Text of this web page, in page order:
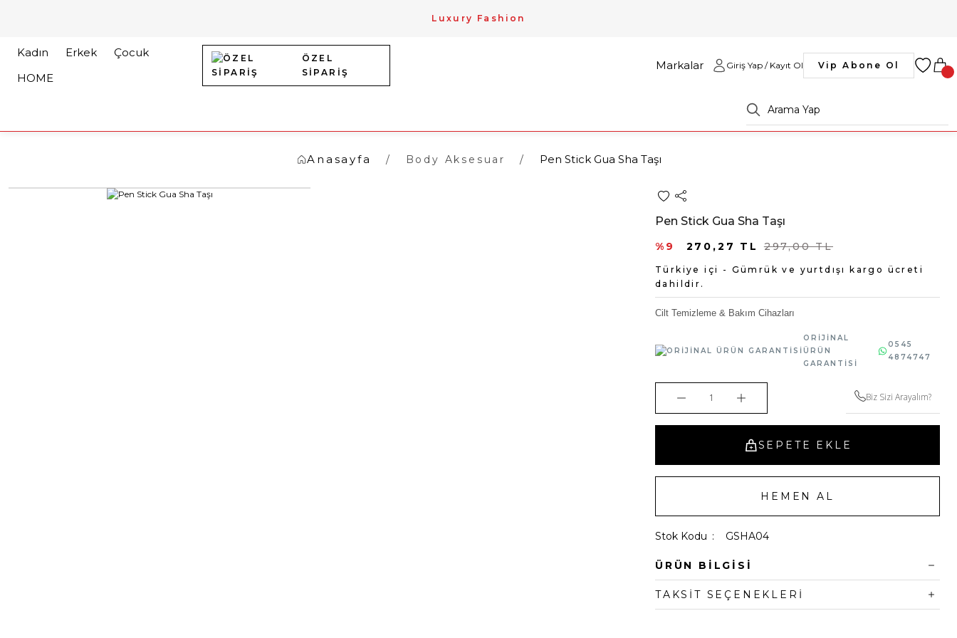
Luxury Fashion
Kadın Erkek
Çocuk
HOME
ÖZEL
SİPARİŞ
Markalar Giriş Yap / Kayıt Ol Vip Abone Ol
Anasayfa Body Aksesuar Pen Stick Gua Sha Taşı
Pen Stick Gua Sha Taşı
%9 270,27 TL 297,00 TL
Türkiye içi - Gümrük ve yurtdışı kargo ücreti
dahildir.
Cilt Temizleme & Bakım Cihazları
ORİJİNAL
ÜRÜN
GARANTİSİ
0545
4874747
Biz Sizi Arayalım?
SEPETE EKLE
HEMEN AL
Stok Kodu GSHA04
ÜRÜN BILGISI
TAKSIT SEÇENEKLERI